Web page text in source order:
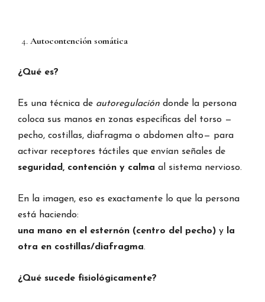
Autocontención somática
¿Qué es?
Es una técnica de autoregulación donde la persona
coloca sus manos en zonas específicas del torso —
pecho, costillas, diafragma o abdomen alto— para
activar receptores táctiles que envían señales de
seguridad, contención y calma al sistema nervioso.
En la imagen, eso es exactamente lo que la persona
está haciendo:
una mano en el esternón (centro del pecho) y la
otra en costillas/diafragma.
¿Qué sucede fisiológicamente?